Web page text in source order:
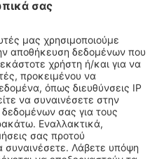
υπάρχουν
αναζήτησή σας
με διαφορετικά κριτήρια